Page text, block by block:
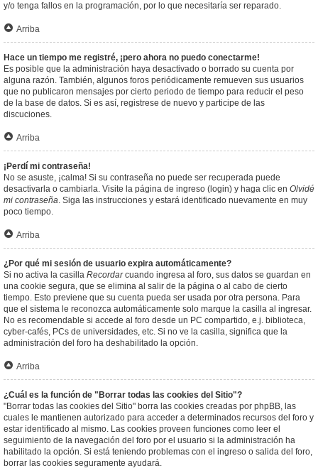
y/o tenga fallos en la programación, por lo que necesitaría ser reparado.
Arriba
Hace un tiempo me registré, ¡pero ahora no puedo conectarme!
Es posible que la administración haya desactivado o borrado su cuenta por
alguna razón. También, algunos foros periódicamente remueven sus usuarios
que no publicaron mensajes por cierto periodo de tiempo para reducir el peso
de la base de datos. Si es así, registrese de nuevo y participe de las
discuciones.
Arriba
¡Perdí mi contraseña!
No se asuste, ¡calma! Si su contraseña no puede ser recuperada puede
desactivarla o cambiarla. Visite la página de ingreso (login) y haga clic en Olvidé
mi contraseña. Siga las instrucciones y estará identificado nuevamente en muy
poco tiempo.
Arriba
¿Por qué mi sesión de usuario expira automáticamente?
Si no activa la casilla Recordarcuando ingresa al foro, sus datos se guardan en
una cookie segura, que se elimina al salir de la página o al cabo de cierto
tiempo. Esto previene que su cuenta pueda ser usada por otra persona. Para
que el sistema le reconozca automáticamente solo marque la casilla al ingresar.
No es recomendable si accede al foro desde un PC compartido, e.j. biblioteca,
cyber-cafés, PCs de universidades, etc. Si no ve la casilla, significa que la
administración del foro ha deshabilitado la opción.
Arriba
¿Cuál es la función de "Borrar todas las cookies del Sitio"?
"Borrar todas las cookies del Sitio" borra las cookies creadas por phpBB, las
cuales le mantienen autorizado para acceder a determinados recursos del foro y
estar identificado al mismo. Las cookies proveen funciones como leer el
seguimiento de la navegación del foro por el usuario si la administración ha
habilitado la opción. Si está teniendo problemas con el ingreso o salida del foro,
borrar las cookies seguramente ayudará.